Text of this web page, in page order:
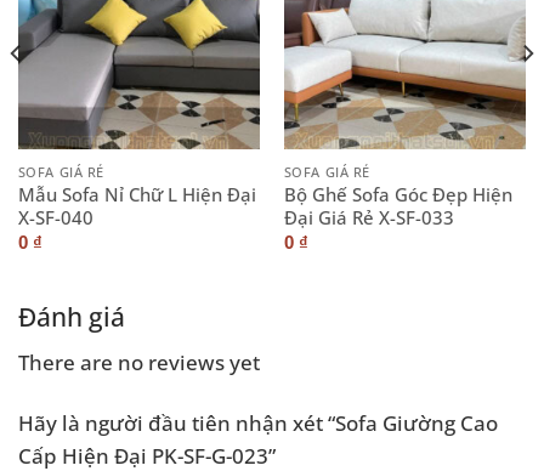
SOFA GIÁ RẺ
Mẫu Sofa Nỉ Chữ L Hiện Đại
X-SF-040
0 ₫
SOFA GIÁ RẺ
Bộ Ghế Sofa Góc Đẹp Hiện
Đại Giá Rẻ X-SF-033
0 ₫
Đánh giá
There are no reviews yet
Hãy là người đầu tiên nhận xét “Sofa Giường Cao
Cấp Hiện Đại PK-SF-G-023”